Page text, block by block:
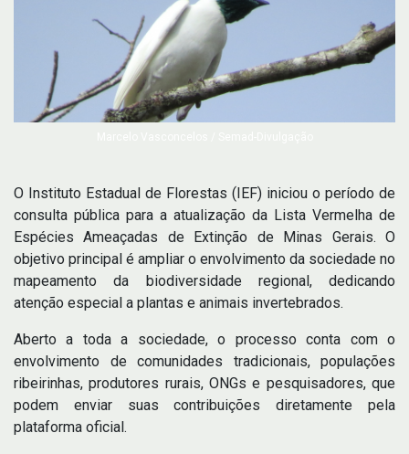
O Instituto Estadual de Florestas (IEF) iniciou o período de
consulta pública para a atualização da Lista Vermelha de
Espécies Ameaçadas de Extinção de Minas Gerais. O
objetivo principal é ampliar o envolvimento da sociedade no
mapeamento da biodiversidade regional, dedicando
atenção especial a plantas e animais invertebrados.
Aberto a toda a sociedade, o processo conta com o
envolvimento de comunidades tradicionais, populações
ribeirinhas, produtores rurais, ONGs e pesquisadores, que
podem enviar suas contribuições diretamente pela
plataforma oficial.